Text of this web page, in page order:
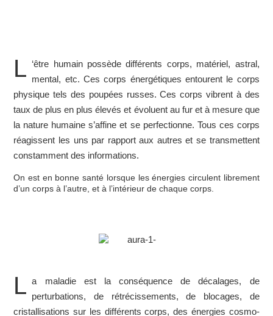
L ‘être humain possède différents corps, matériel, astral,
mental, etc. Ces corps énergétiques entourent le corps
physique tels des poupées russes. Ces corps vibrent à des
taux de plus en plus élevés et évoluent au fur et à mesure que
la nature humaine s’affine et se perfectionne. Tous ces corps
réagissent les uns par rapport aux autres et se transmettent
constamment des informations.
On est en bonne santé lorsque les énergies circulent librement
d’un corps à l’autre, et à l’intérieur de chaque corps.
L a maladie est la conséquence de décalages, de
perturbations, de rétrécissements, de blocages, de
cristallisations sur les différents corps, des énergies cosmo-